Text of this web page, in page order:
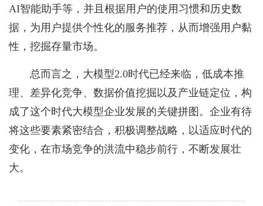
AI智能助手等，并且根据用户的使用习惯和历史数
据，为用户提供个性化的服务推荐，从而增强用户黏
性，挖掘存量市场。
总而言之，大模型2.0时代已经来临，低成本推
理、差异化竞争、数据价值挖掘以及产业链定位，构
成了这个时代大模型企业发展的关键拼图。企业有待
将这些要素紧密结合，积极调整战略，以适应时代的
变化，在市场竞争的洪流中稳步前行，不断发展壮
大。